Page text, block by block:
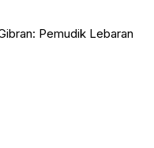
Pemudik Lebaran